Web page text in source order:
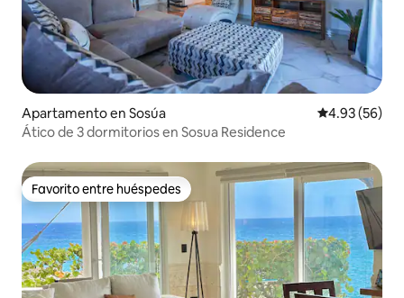
Apartamento en Sosúa Calificación
4.93 (56)
Ático de 3 dormitorios en Sosua Residence
Favorito entre huéspedes
Favorito entre huéspedes